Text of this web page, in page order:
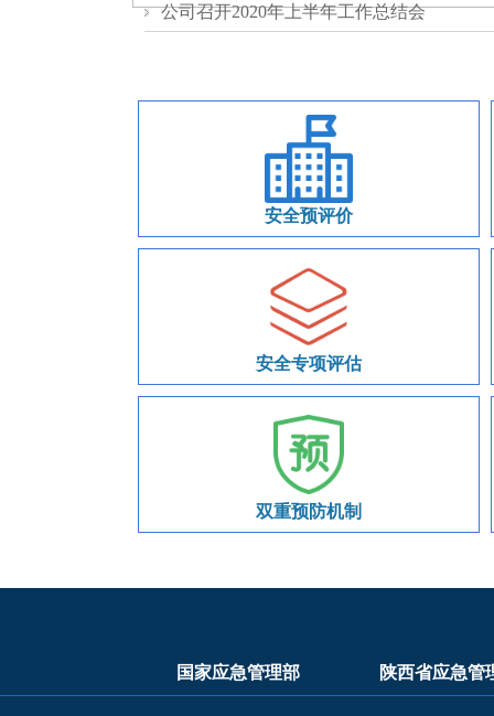
公司召开2020年上半年工作总结会
安全预评价
安全专项评估
双重预防机制
国家应急管理部 陕西省应急管